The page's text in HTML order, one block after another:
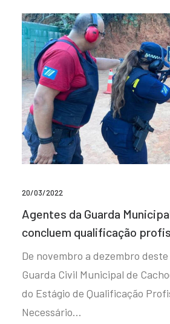
20/03/2022
Agentes da Guarda
concluem qualificação
De novembro a dezembro
Guarda Civil Municipal de
do Estágio de Qualificação
Necessário…